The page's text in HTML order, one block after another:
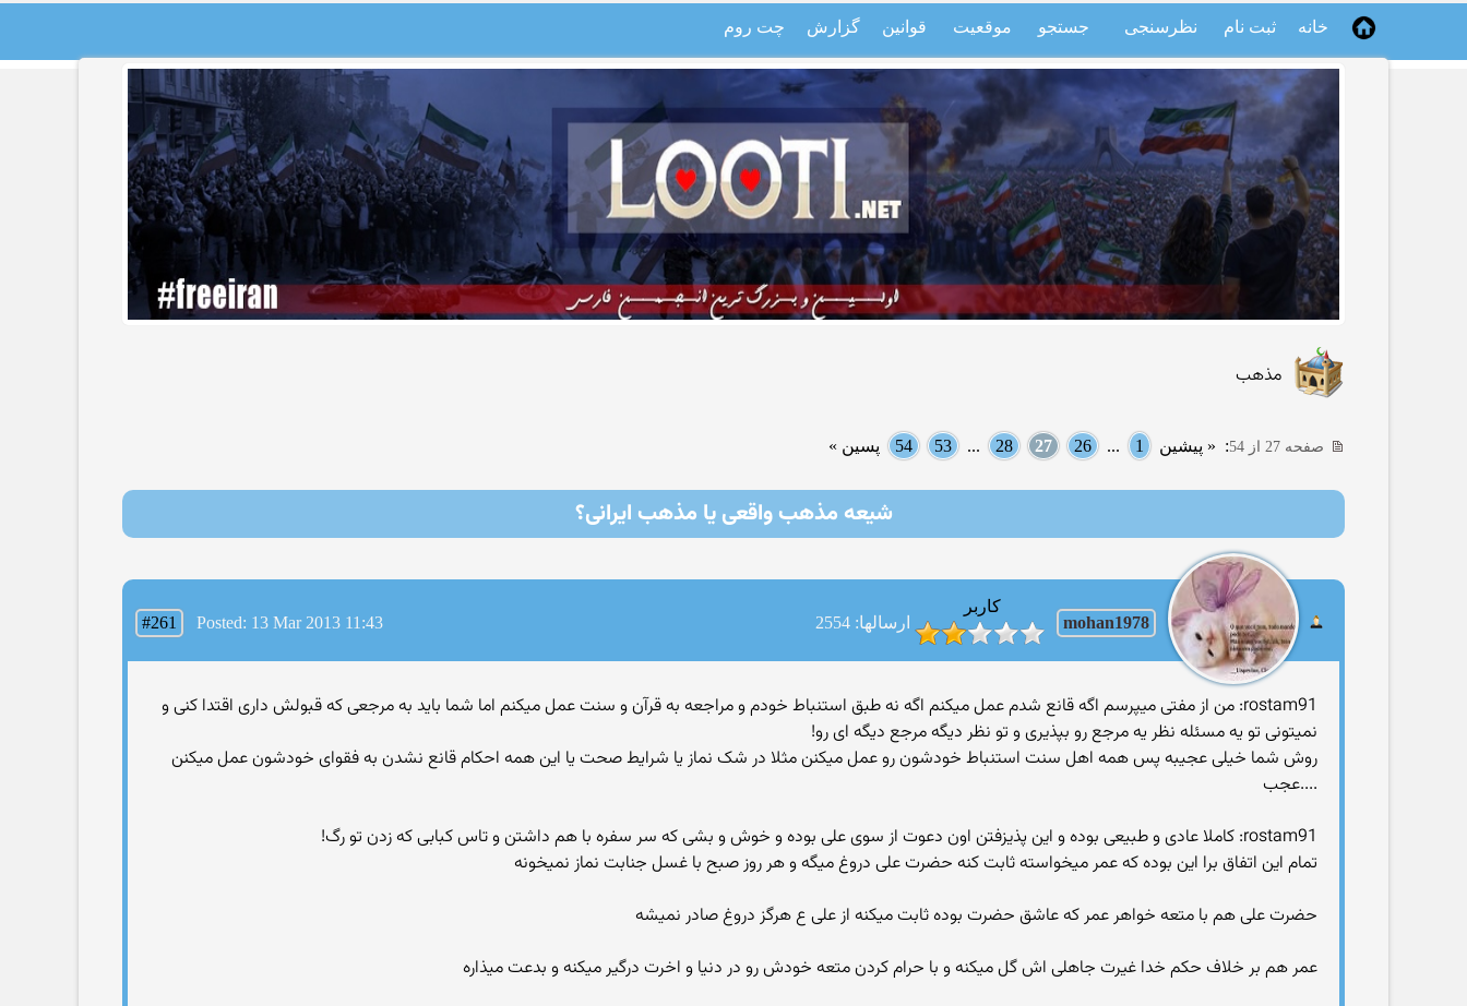
خانه ثبت نام نظرسنجی جستجو موقعیت قوانین گزارش چت روم
مذهب
صفحه 27 از 54 : « پیشین 1
...
26
27
28
...
53
54 پسین »
شیعه مذهب واقعی یا مذهب ایرانی؟
mohan1978
کاربر
ارسالها: 2554
#261 Posted: 13 Mar 2013 11:43
rostam91: من از مفتی میپرسم اگه قانع شدم عمل میکنم اگه نه طبق استنباط خودم و مراجعه به قرآن و سنت عمل میکنم اما شما باید به مرجعی که قبولش داری اقتدا کنی و
نمیتونی تو یه مسئله نظر یه مرجع رو بپذیری و تو نظر دیگه مرجع دیگه ای رو!
روش شما خیلی عجیبه پس همه اهل سنت استنباط خودشون رو عمل میکنن مثلا در شک نماز یا شرایط صحت یا این همه احکام قانع نشدن به فقوای خودشون عمل میکنن
....عجب
rostam91: کاملا عادی و طبیعی بوده و این پذیزفتن اون دعوت از سوی علی بوده و خوش و بشی که سر سفره با هم داشتن و تاس کبابی که زدن تو رگ!
تمام این اتفاق برا این بوده که عمر میخواسته ثابت کنه حضرت علی دروغ میگه و هر روز صبح با غسل جنابت نماز نمیخونه
حضرت علی هم با متعه خواهر عمر که عاشق حضرت بوده ثابت میکنه از علی ع هرگز دروغ صادر نمیشه
عمر هم بر خلاف حکم خدا غیرت جاهلی اش گل میکنه و با حرام کردن متعه خودش رو در دنیا و اخرت درگیر میکنه و بدعت میذاره